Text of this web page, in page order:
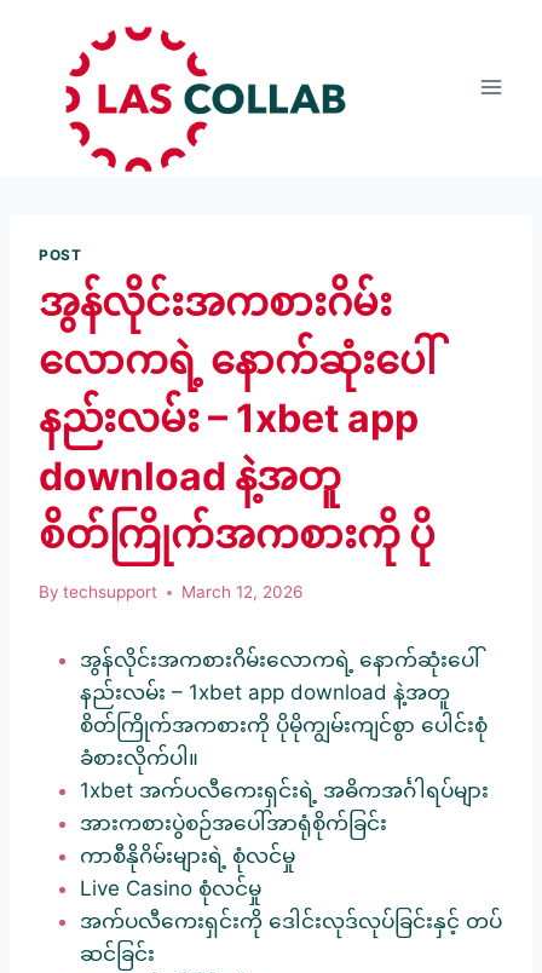
POST
အွန်လိုင်းအကစားဂိမ်း
လောကရဲ့ နောက်ဆုံးပေါ်
နည်းလမ်း – 1xbet app
download နဲ့အတူ
စိတ်ကြိုက်အကစားကို ပို
By techsupport March 12, 2026
အွန်လိုင်းအကစားဂိမ်းလောကရဲ့ နောက်ဆုံးပေါ်
နည်းလမ်း – 1xbet app download နဲ့အတူ
စိတ်ကြိုက်အကစားကို ပိုမိုကျွမ်းကျင်စွာ ပေါင်းစုံ
ခံစားလိုက်ပါ။
1xbet အက်ပလီကေးရှင်းရဲ့ အဓိကအင်္ဂါရပ်များ
အားကစားပွဲစဉ်အပေါ်အာရုံစိုက်ခြင်း
ကာစီနိုဂိမ်းများရဲ့ စုံလင်မှု
Live Casino စုံလင်မှု
အက်ပလီကေးရှင်းကို ဒေါင်းလုဒ်လုပ်ခြင်းနှင့် တပ်
ဆင်ခြင်း